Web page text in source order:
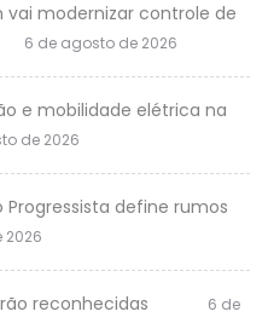
modernizar controle de
6 de agosto de 2026
e mobilidade elétrica na
de 2026
define rumos
2026
reconhecidas
6 de